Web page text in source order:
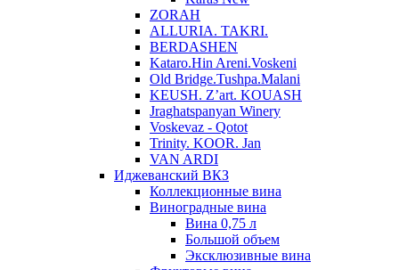
ZORAH
ALLURIA. TAKRI.
BERDASHEN
Kataro.Hin Areni.Voskeni
Old Bridge.Tushpa.Malani
KEUSH. Z’art. KOUASH
Jraghatspanyan Winery
Voskevaz - Qotot
Trinity. KOOR. Jan
VAN ARDI
Иджеванский ВКЗ
Коллекционные вина
Виноградные вина
Вина 0,75 л
Большой объем
Эксклюзивные вина